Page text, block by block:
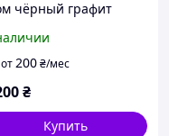
чёрный графит
от200₴/мес
₴
Купить